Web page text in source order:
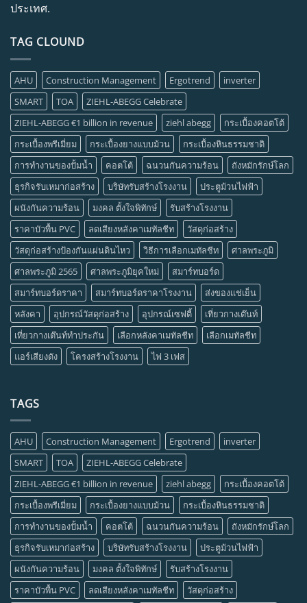
ประเทศ.
TAG CLOUND
AHU Construction Management Ergotrend
inverter
SMART
TOA
ZIEHL-ABEGG Celebrate
ZIEHL-ABEGG €1 billion in revenue
ziehl abegg
กระเบื้องคอตโต้
กระเบื้องพรีเมี่ยม
กระเบื้องยางแบบม้วน
กระเบื้องหินธรรมชาติ
การทำงานของปั้มน้ำ
คอตโต้ ฉนวนกันความร้อน
ถังหมักรักษ์โลก
ธุรกิจรับเหมาก่อสร้าง
บริษัทรับสร้างโรงงาน
ประตูม้วนไฟฟ้า
ผนังกันความร้อน
มงคล ตั้งใจพิทักษ์
รับสร้างโรงงาน
ราคาบัวพื้น PVC
ลดเสียงหลังคาเมทัลชีท
วัสดุก่อสร้าง
วัสดุก่อสร้างป้องกันแผ่นดินไหว
วิธีการเลือกเมทัลชีท
ศาลพระภูมิ
ศาลพระภูมิ 2565
ศาลพระภูมิยุคใหม่
สมาร์ทบอร์ด
สมาร์ทบอร์ดราคา
สมาร์ทบอร์ดราคาโรงงาน
ส่งของแช่เย็น
หลังคา
อุปกรณ์วัสดุก่อสร้าง อุปกรณ์เซฟตี้
เที่ยวกางเต๊นท์
เที่ยวกางเต๊นท์ทำประกัน
เลือกหลังคาเมทัลชีท
เลือกเมทัลชีท
แอร์เสียงดัง
โครงสร้างโรงงาน ไฟ 3 เฟส
TAGS
AHU Construction Management Ergotrend
inverter
SMART
TOA
ZIEHL-ABEGG Celebrate
ZIEHL-ABEGG €1 billion in revenue
ziehl abegg
กระเบื้องคอตโต้
กระเบื้องพรีเมี่ยม
กระเบื้องยางแบบม้วน
กระเบื้องหินธรรมชาติ
การทำงานของปั้มน้ำ
คอตโต้ ฉนวนกันความร้อน
ถังหมักรักษ์โลก
ธุรกิจรับเหมาก่อสร้าง
บริษัทรับสร้างโรงงาน
ประตูม้วนไฟฟ้า
ผนังกันความร้อน
มงคล ตั้งใจพิทักษ์
รับสร้างโรงงาน
ราคาบัวพื้น PVC
ลดเสียงหลังคาเมทัลชีท วัสดุก่อสร้าง